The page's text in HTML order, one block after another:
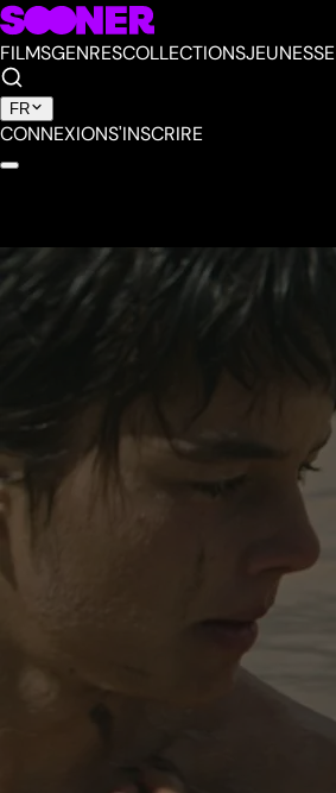
FILMSGENRESCOLLECTIONSJEUNESSE
FR
CONNEXIONS'INSCRIRE